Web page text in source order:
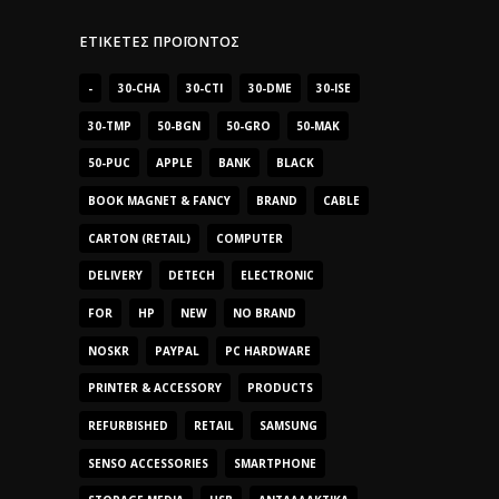
ΕΤΙΚΈΤΕΣ ΠΡΟΪΌΝΤΟΣ
- 30-CHA 30-CTI 30-DME 30-ISE
30-TMP 50-BGN 50-GRO 50-MAK
50-PUC APPLE BANK BLACK
BOOK MAGNET & FANCY BRAND CABLE
CARTON (RETAIL) COMPUTER
DELIVERY DETECH ELECTRONIC
FOR HP NEW NO BRAND
NOSKR PAYPAL PC HARDWARE
PRINTER & ACCESSORY PRODUCTS
REFURBISHED RETAIL SAMSUNG
SENSO ACCESSORIES SMARTPHONE